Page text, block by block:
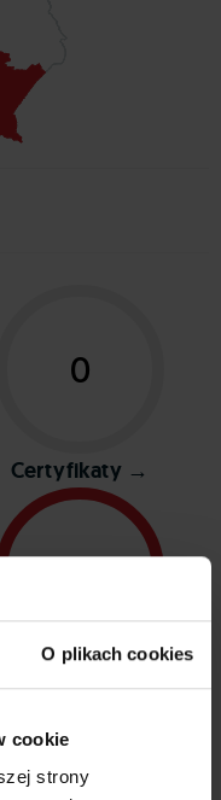
O plikach cookies
cookie
strony
0
Certyfikaty →
1
Opis wdrożeń →